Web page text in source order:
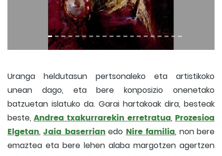
Uranga heldutasun pertsonaleko eta artistikoko
unean dago, eta bere konposizio onenetako
batzuetan islatuko da. Garai hartakoak dira, besteak
beste, Andrea txakurrarekin erretratua, Prozesioa
Elgetan,Jaia baserrian edo Nire familia, non bere
emaztea eta bere lehen alaba margotzen agertzen